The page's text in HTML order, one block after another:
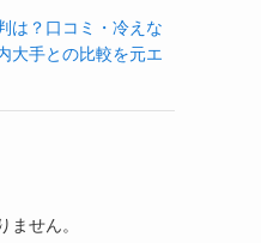
は？口コミ・冷えな
大手との比較を元エ
ません。